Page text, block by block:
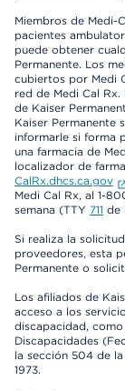
Miembros de Medi-
pacientes
puede obtener
Permanente. Los
cubiertos por Medi
red de Medi Cal
de Kaiser
Kaiser Permanente
informarle si forma
una farmacia de
localizador de
CalRx.dhcs.ca.gov
Medi Cal Rx, al 1-
semana (TTY 711 de
Si realiza la
proveedores, esta
Permanente o
Los afiliados de
acceso a los
discapacidad,
Discapacidades
la sección 504 de
1973.